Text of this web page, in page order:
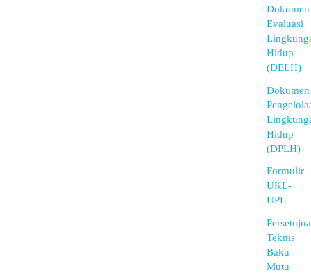
Dokumen
Evaluasi
Hidup
(DELH)
Dokumen
Hidup
(DPLH)
Formulir
UKL-
UPL
Teknis
Baku
Mutu